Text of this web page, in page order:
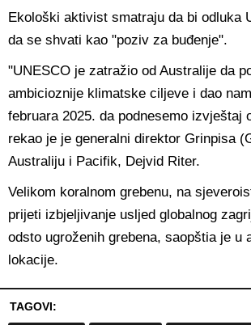
Ekološki aktivist smatraju da bi odluka
da se shvati kao "poziv za buđenje".
"UNESCO je zatražio od Australije da
ambicioznije klimatske ciljeve i dao
februara 2025. da podnesemo izvještaj
rekao je je generalni direktor Grinpisa
Australiju i Pacifik, Dejvid Riter.
Velikom koralnom grebenu, na
prijeti izbjeljivanje usljed globalnog
odsto ugroženih grebena, saopštia je u
lokacije.
TAGOVI: